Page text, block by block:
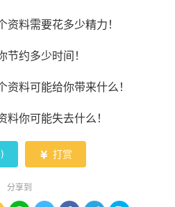
料需要花多少精力 ！
约多少时间！
料可能给你带来什么！
你可能失去什么 ！
)  打赏
分享到